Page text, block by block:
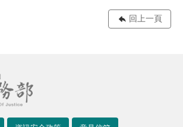
回上一頁